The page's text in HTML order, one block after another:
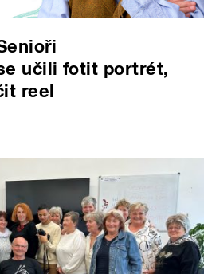
učili fotit portrét,
reel